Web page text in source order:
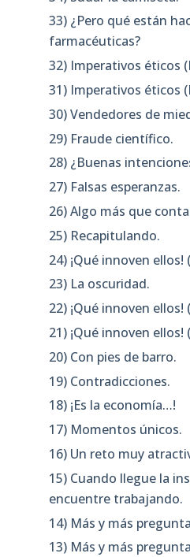
33) ¿Pero qué están
farmacéuticas?
32) Imperativos éticos
31) Imperativos éticos
30) Vendedores de
29) Fraude científico.
28) ¿Buenas
27) Falsas esperanzas.
26) Algo más que
25) Recapitulando.
24) ¡Qué innoven ellos!
23) La oscuridad.
22) ¡Qué innoven ellos!
21) ¡Qué innoven ellos!
20) Con pies de barro.
19) Contradicciones.
18) ¡Es la economía…!
17) Momentos únicos.
16) Un reto muy
15) Cuando llegue la
encuentre trabajando.
14) Más y más
13) Más y más